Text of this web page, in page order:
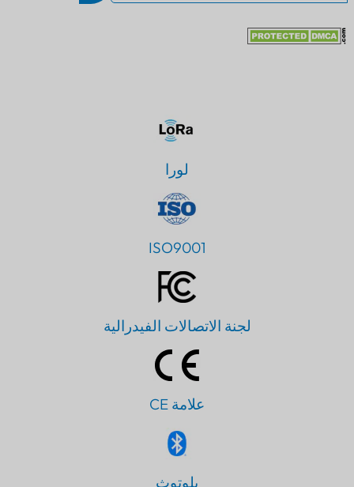
لورا
ISO9001
لجنة الاتصالات الفيدرالية
علامة CE
بلوتوث